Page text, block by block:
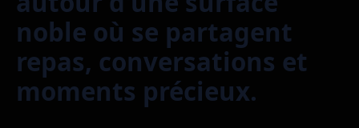
noble où se partagent
repas, conversations et
moments précieux.